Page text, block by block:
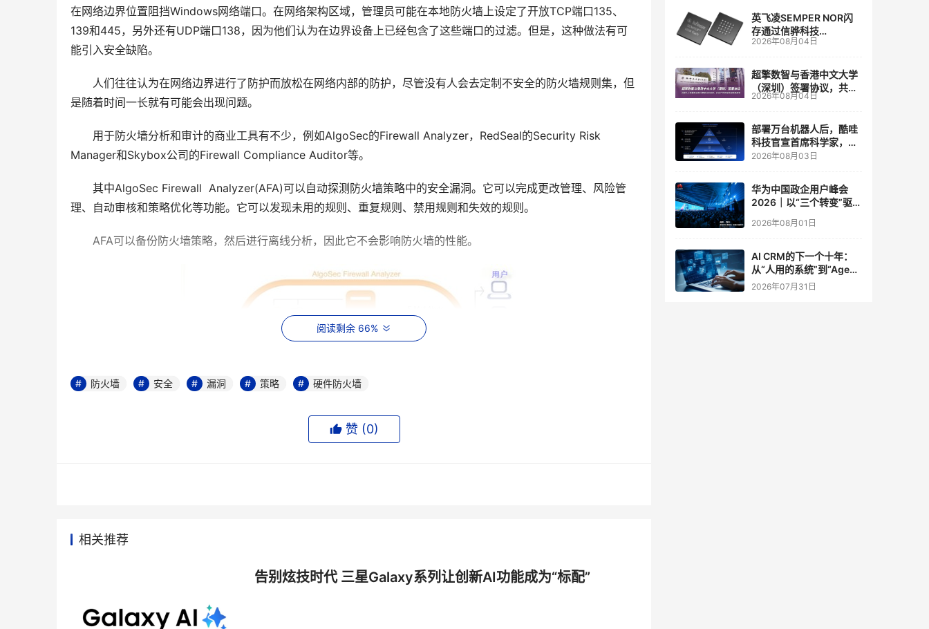
在网络边界位置阻挡Windows网络端口。在网络架构区域，管理员可能在本地防火墙上设定了开放TCP端口135、
139和445，另外还有UDP端口138，因为他们认为在边界设备上已经包含了这些端口的过滤。但是，这种做法有可
能引入安全缺陷。
人们往往认为在网络边界进行了防护而放松在网络内部的防护，尽管没有人会去定制不安全的防火墙规则集，但
是随着时间一长就有可能会出现问题。
用于防火墙分析和审计的商业工具有不少，例如AlgoSec的Firewall Analyzer，RedSeal的Security Risk
Manager和Skybox公司的Firewall Compliance Auditor等。
其中AlgoSec Firewall  Analyzer(AFA)可以自动探测防火墙策略中的安全漏洞。它可以完成更改管理、风险管
理、自动审核和策略优化等功能。它可以发现未用的规则、重复规则、禁用规则和失效的规则。
AFA可以备份防火墙策略，然后进行离线分析，因此它不会影响防火墙的性能。
阅读剩余 66%
防火墙 安全 漏洞 策略 硬件防火墙
赞 (0)
相关推荐
告别炫技时代 三星Galaxy系列让创新AI功能成为“标配”
英飞凌SEMPER NOR闪
存通过信骅科技
AST2700 BMC认证，全
管理
2026年08月04日
超擎数智与香港中文大学
（深圳）签署协议，共建
人工智能和边缘计算联合
2026年08月04日
部署万台机器人后，酷哇
科技官宣首席科学家，要
让世界模型交付生产力
2026年08月03日
华为中国政企用户峰会
2026｜以“三个转变”驱动
2026年08月01日
AI CRM的下一个十年：
从“人用的系统”到“Agent
调用的底座”
2026年07月31日